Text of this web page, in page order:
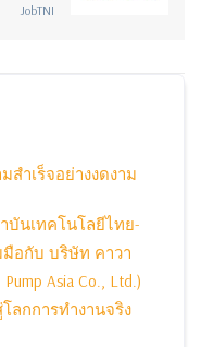
JobTNI
มสำเร็จอย่างงดงาม
บันเทคโนโลยีไทย-
มือกับ บริษัท คาวา
Asia Co., Ltd.)
ลกการทำงานจริง